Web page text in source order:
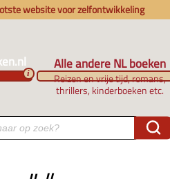
website voor zelfontwikkeling
i
Alle andere NL boeken
Reizen en vrije tijd, romans,
thrillers, kinderboeken etc.